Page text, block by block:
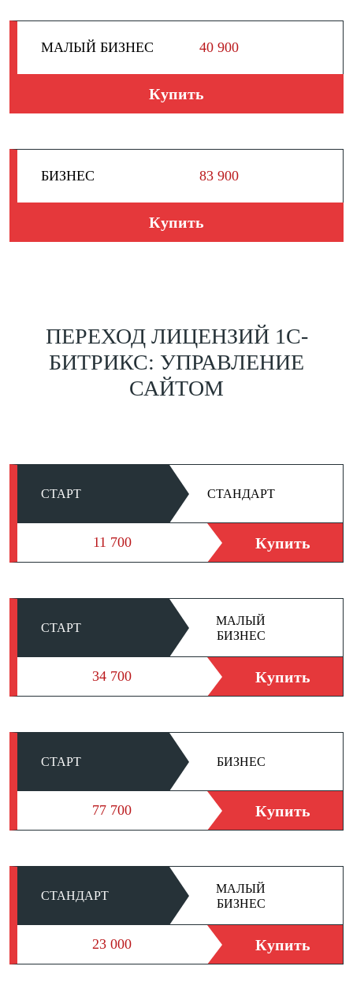
МАЛЫЙ БИЗНЕС 40 900
Купить
БИЗНЕС 83 900
Купить
ПЕРЕХОД ЛИЦЕНЗИЙ 1С-
БИТРИКС: УПРАВЛЕНИЕ
САЙТОМ
СТАРТ СТАНДАРТ
11 700 Купить
СТАРТ
МАЛЫЙ
БИЗНЕС
34 700 Купить
СТАРТ БИЗНЕС
77 700 Купить
СТАНДАРТ
МАЛЫЙ
БИЗНЕС
23 000 Купить